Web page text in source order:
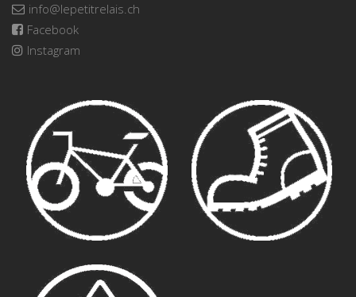
info@lepetitrelais.ch
Facebook
Instagram